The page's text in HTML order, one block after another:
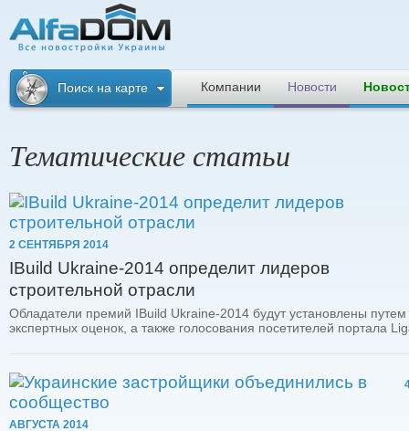
новостройки
Украины
Поиск на карте Компании Новости
Тематические статьи
2 СЕНТЯБРЯ 2014
IBuild Ukraine-2014 определит лидеров
строительной отрасли
Обладатели премий IBuild Ukraine-2014 будут установлены путем
экспертных оценок, а также голосования посетителей портала
АВГУСТА 2014